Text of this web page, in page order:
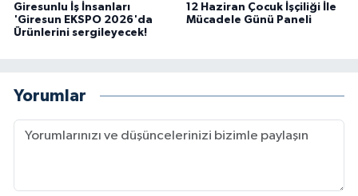
Giresunlu İş İnsanları
'Giresun EKSPO 2026'da
Ürünlerini sergileyecek!
12 Haziran Çocuk İşçiliği İle
Mücadele Günü Paneli
Yorumlar